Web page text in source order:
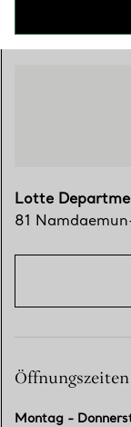
Lotte
81
Öffnungszeiten
Montag -